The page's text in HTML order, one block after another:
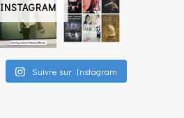
INSTAGRAM
Suivre sur Instagram